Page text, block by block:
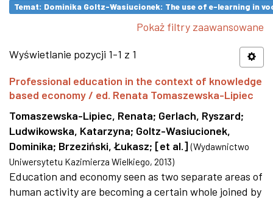
Temat: Dominika Goltz-Wasiucionek: The use of e-learning in
Pokaż filtry zaawansowane
Wyświetlanie pozycji 1-1 z 1
Professional education in the context of knowledge
based economy / ed. Renata Tomaszewska-Lipiec
Tomaszewska-Lipiec, Renata; Gerlach, Ryszard;
Ludwikowska, Katarzyna; Goltz-Wasiucionek,
Dominika; Brzeziński, Łukasz; [et al.] (Wydawnictwo
Uniwersytetu Kazimierza Wielkiego, 2013)
Education and economy seen as two separate areas of
human activity are becoming a certain whole joined by